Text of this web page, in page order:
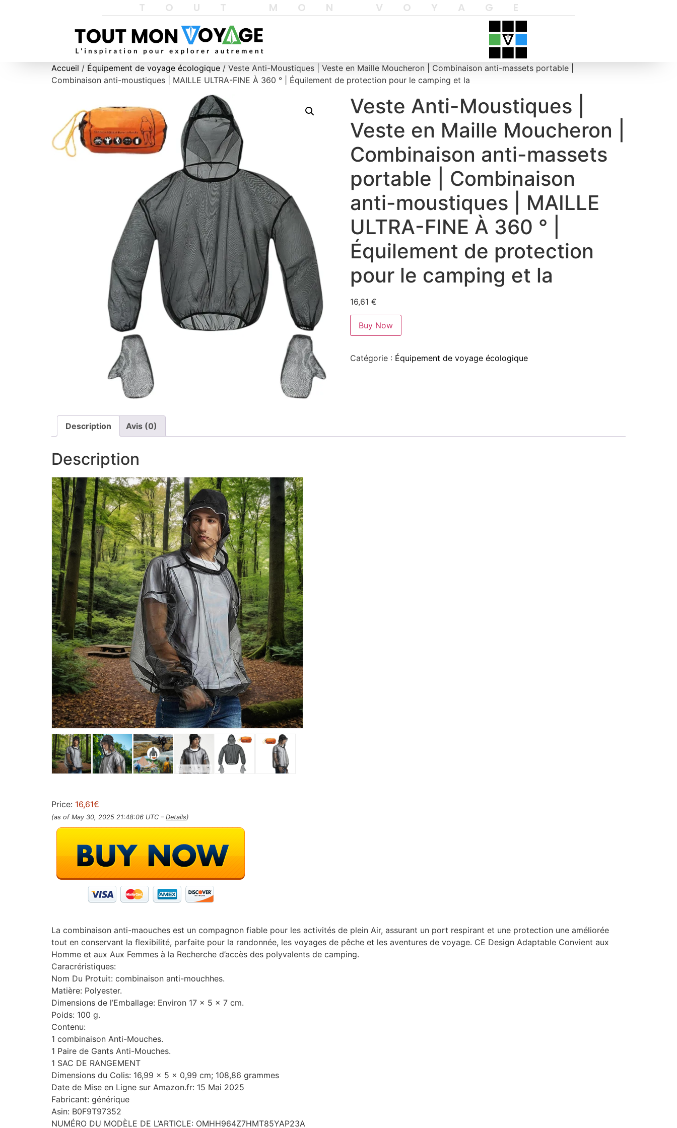
TOUT MON VOYAGE
Accueil / Équipement de voyage écologique / Veste Anti-Moustiques | Veste en Maille Moucheron | Combinaison anti-massets portable |
Combinaison anti-moustiques | MAILLE ULTRA-FINE À 360 ° | Équilement de protection pour le camping et la
Veste Anti-Moustiques |
Veste en Maille Moucheron |
Combinaison anti-massets
portable | Combinaison
anti-moustiques | MAILLE
ULTRA-FINE À 360 ° |
Équilement de protection
pour le camping et la
16,61 €
Buy Now
Catégorie : Équipement de voyage écologique
Description Avis (0)
Description
Price: 16,61€
(as of May 30, 2025 21:48:06 UTC – Details)
La combinaison anti-maouches est un compagnon fiable pour les activités de plein Air, assurant un port respirant et une protection une améliorée
tout en conservant la flexibilité, parfaite pour la randonnée, les voyages de pêche et les aventures de voyage. CE Design Adaptable Convient aux
Homme et aux Aux Femmes à la Recherche d’accès des polyvalents de camping.
Caracréristiques:
Nom Du Protuit: combinaison anti-mouchhes.
Matière: Polyester.
Dimensions de l’Emballage: Environ 17 x 5 x 7 cm.
Poids: 100 g.
Contenu:
1 combinaison Anti-Mouches.
1 Paire de Gants Anti-Mouches.
1 SAC DE RANGEMENT
Dimensions du Colis: 16,99 x 5 x 0,99 cm; 108,86 grammes
Date de Mise en Ligne sur Amazon.fr: 15 Mai 2025
Fabricant: générique
Asin: B0F9T97352
NUMÉRO DU MODÈLE DE L’ARTICLE: OMHH964Z7HMT85YAP23A